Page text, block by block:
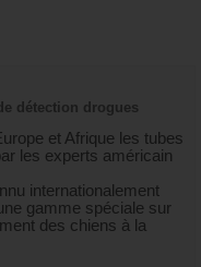
détection drogues
et Afrique les tubes
les experts américain
internationalement
gamme spéciale sur
des chiens à la